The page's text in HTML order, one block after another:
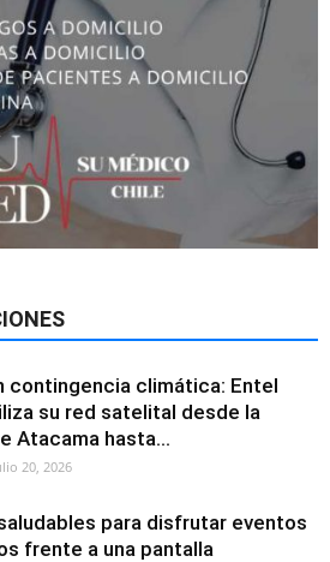
contingencia climática: Entel
su red satelital desde la
Atacama hasta...
20, 2026
para disfrutar eventos
frente a una pantalla